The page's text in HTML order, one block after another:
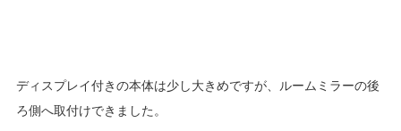
ディスプレイ付きの本体は少し大きめですが、ルームミラーの後
ろ側へ取付けできました。